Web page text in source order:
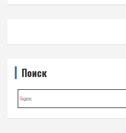
Поиск